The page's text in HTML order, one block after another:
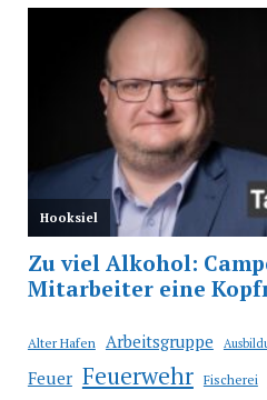
Alter Hafen Arbeitsgruppe
Feuer Feuerwehr Fischerei